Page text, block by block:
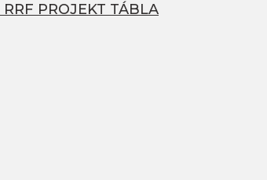
PROJEKT TÁBLA